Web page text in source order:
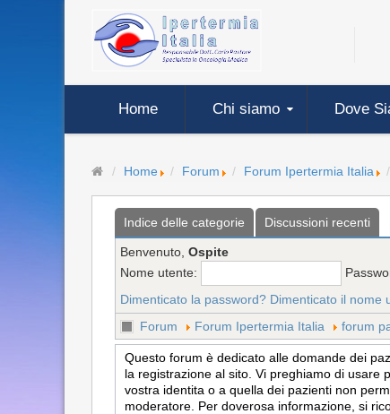
Home Chi siamo Dove
Home Forum Forum Ipertermia Italia
Indice delle categorie Discussioni recenti
Benvenuto, Ospite
Nome utente:
Dimenticato la password? Dimenticato il nome
Forum
Forum Ipertermia Italia forum
Questo forum è dedicato alle domande dei
la registrazione al sito. Vi preghiamo di usare
vostra identita o a quella dei pazienti non
moderatore. Per doverosa informazione, si